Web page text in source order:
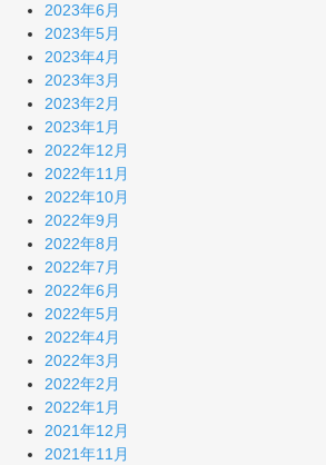
2023年6月
2023年5月
2023年4月
2023年3月
2023年2月
2023年1月
2022年12月
2022年11月
2022年10月
2022年9月
2022年8月
2022年7月
2022年6月
2022年5月
2022年4月
2022年3月
2022年2月
2022年1月
2021年12月
2021年11月